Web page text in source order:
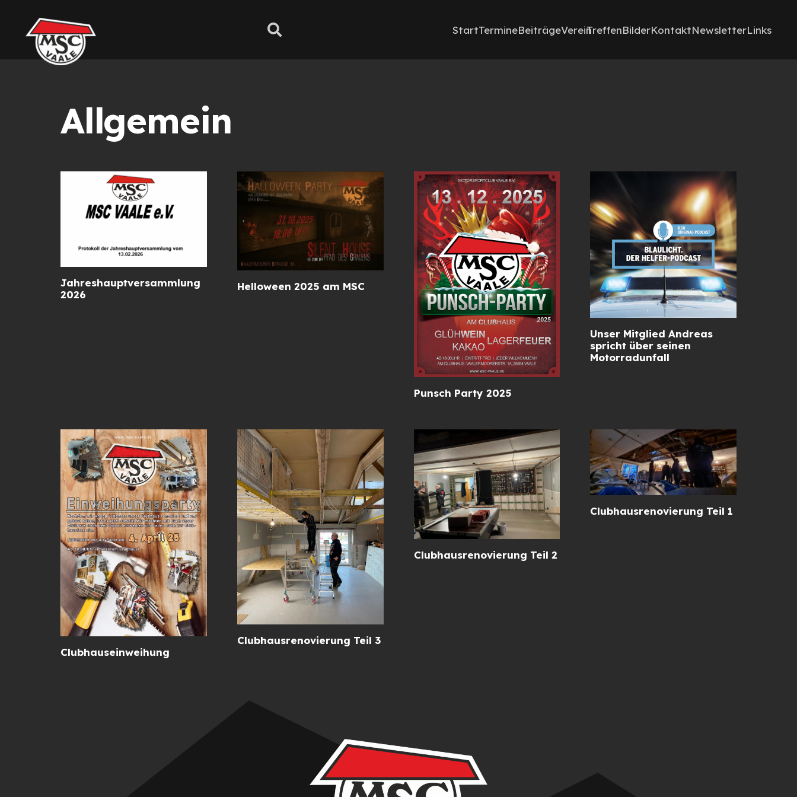
StartTermineBeiträgeVereinTreffenBilderKontaktNewsletterLinks
Allgemein
Jahreshauptversammlung
2026
Helloween 2025 am MSC
Punsch Party 2025
Unser Mitglied Andreas
spricht über seinen
Motorradunfall
Clubhauseinweihung
Clubhausrenovierung Teil 3
Clubhausrenovierung Teil 2
Clubhausrenovierung Teil 1